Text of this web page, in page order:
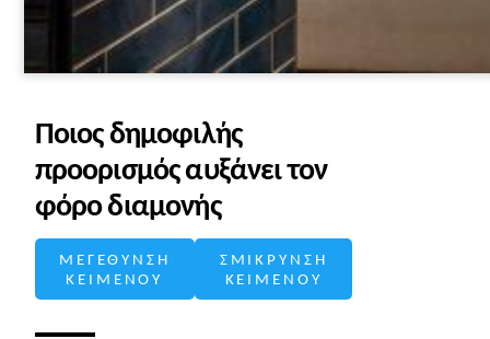
Ποιος δημοφιλής
προορισμός αυξάνει τον
φόρο διαμονής
ΜΕΓΕΘΥΝΣΗ
ΚΕΙΜΕΝΟΥ
ΣΜΙΚΡΥΝΣΗ
ΚΕΙΜΕΝΟΥ